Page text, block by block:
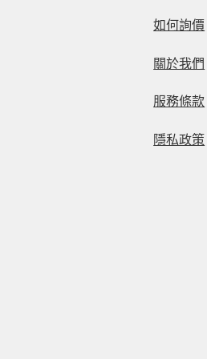
如何詢價
關於我們
服務條款
隱私政策